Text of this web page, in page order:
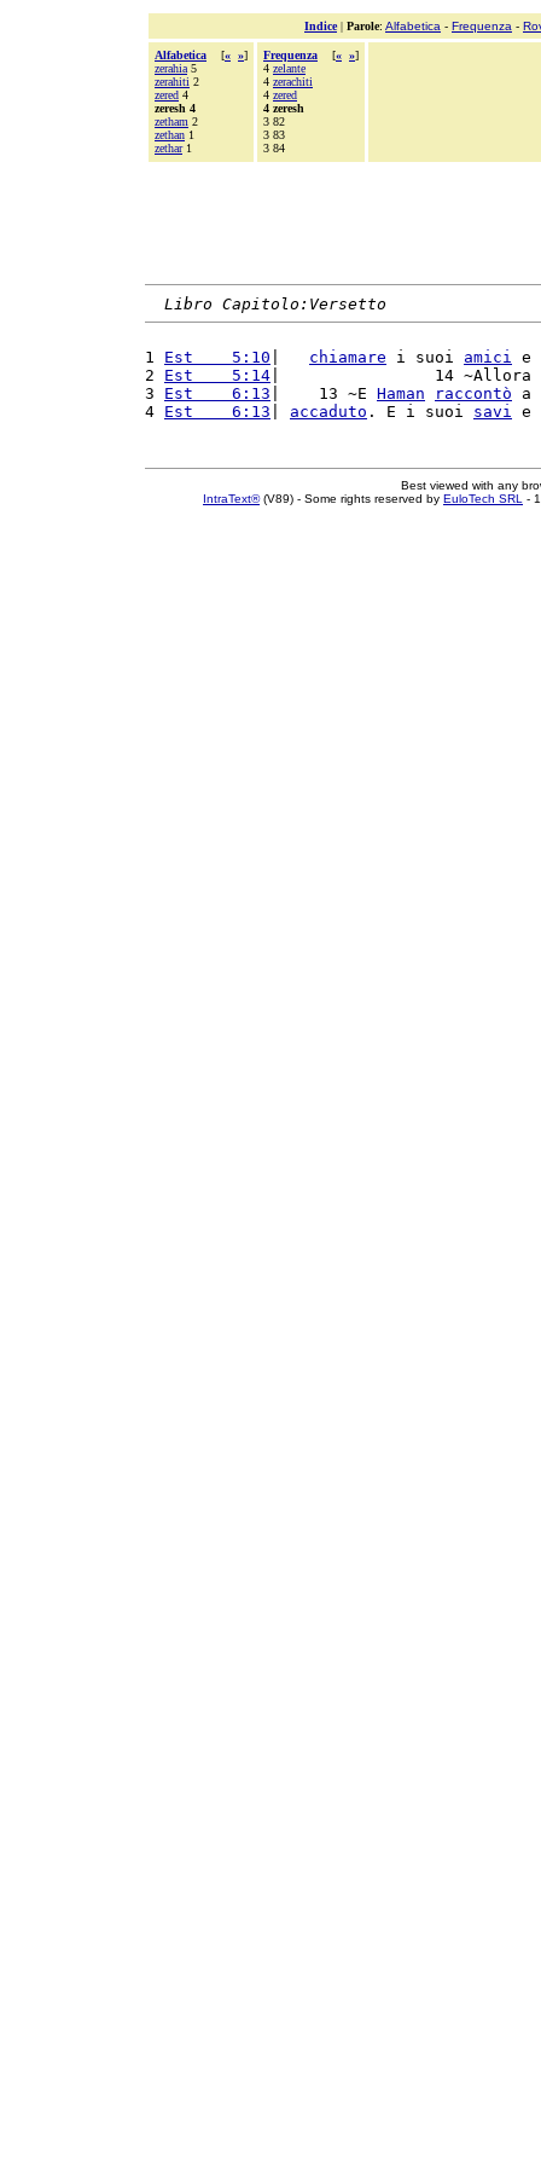
Indice| Parole: Alfabetica - Frequenza -
Alfabetica [« »]
zerahia 5
zerahiti 2
zered 4
zeresh 4
zetham 2
zethan 1
zethar1
Frequenza [« »]
4 zelante
4 zerachiti
4 zered
4 zeresh
3 82
3 83
3 84
Libro Capitolo:Versetto
1 Est    5:10 chiamare i suoi amici e
2 Est    5:14 |                14 ~Allora
3 Est    6:13 |    13 ~E Haman raccontò a
4 Est    6:13 accaduto . E i suoi savi e
Best viewed with any
IntraText®(V89) - Some rights reserved by EuloTech SRL -